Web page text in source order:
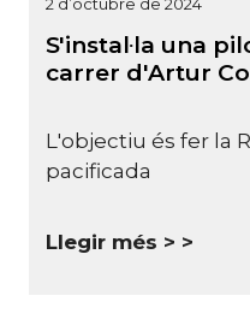
2 d’octubre de 2024
S'instal·la una
carrer d'Artur
L'objectiu és fer la
pacificada
Llegir més >